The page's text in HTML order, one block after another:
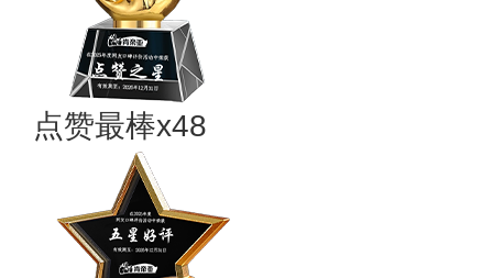
点赞最棒x48